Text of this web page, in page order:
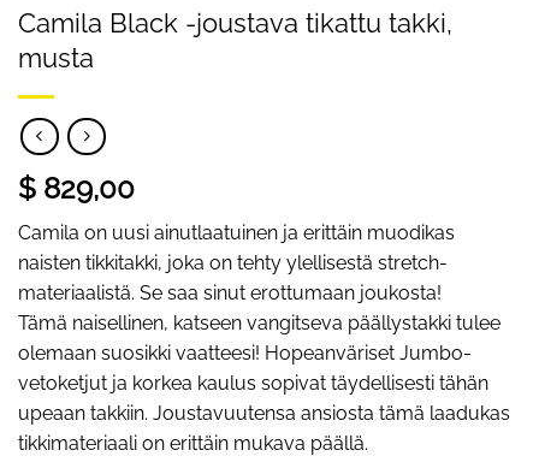
Camila Black -joustava tikattu takki,
musta
$ 829,00
Camila on uusi ainutlaatuinen ja erittäin muodikas
naisten tikkitakki, joka on tehty ylellisestä stretch-
materiaalistä. Se saa sinut erottumaan joukosta!
Tämä naisellinen, katseen vangitseva päällystakki tulee
olemaan suosikki vaatteesi! Hopeanväriset Jumbo-
vetoketjut ja korkea kaulus sopivat täydellisesti tähän
upeaan takkiin. Joustavuutensa ansiosta tämä laadukas
tikkimateriaali on erittäin mukava päällä.